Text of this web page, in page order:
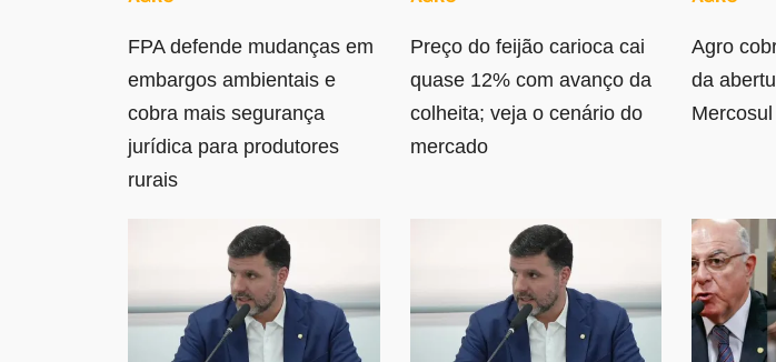
FPA defende mudanças em
embargos ambientais e
cobra mais segurança
jurídica para produtores
rurais
Preço do feijão carioca cai
quase 12% com avanço da
colheita; veja o cenário do
mercado
Agro
da